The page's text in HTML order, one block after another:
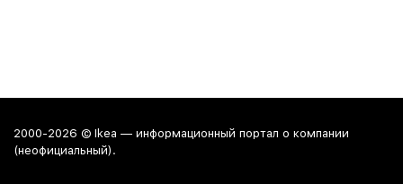
2000-2026 © Ikea — информационный портал о компании
(неофициальный).